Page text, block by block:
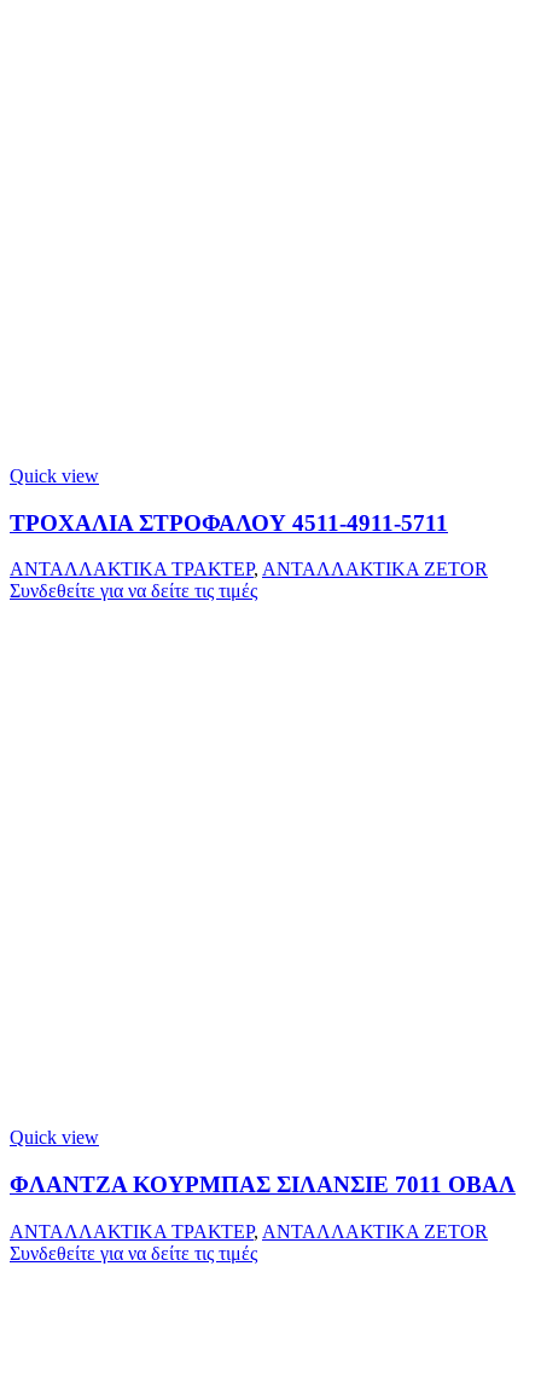
Quick view
ΤΡΟΧΑΛΙΑ ΣΤΡΟΦΑΛΟΥ 4511-4911-5711
ΑΝΤΑΛΛΑΚΤΙΚΑ ΤΡΑΚΤΕΡ, ΑΝΤΑΛΛΑΚΤΙΚΑ ZETOR
Συνδεθείτε για να δείτε τις τιμές
Quick view
ΦΛΑΝΤΖΑ ΚΟΥΡΜΠΑΣ ΣΙΛΑΝΣΙΕ 7011 ΟΒΑΛ
ΑΝΤΑΛΛΑΚΤΙΚΑ ΤΡΑΚΤΕΡ, ΑΝΤΑΛΛΑΚΤΙΚΑ ZETOR
Συνδεθείτε για να δείτε τις τιμές